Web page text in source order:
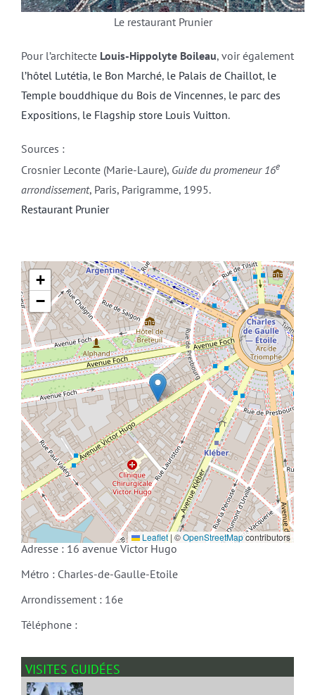
Le restaurant Prunier
Pour l’architecte Louis-Hippolyte Boileau, voir également
l’hôtel Lutétia, le Bon Marché, le Palais de Chaillot, le
Temple bouddhique du Bois de Vincennes, le parc des
Expositions, le Flagship store Louis Vuitton.
Sources :
Crosnier Leconte (Marie-Laure), Guide du promeneur 16e
arrondissement, Paris, Parigramme, 1995.
Restaurant Prunier
+
−
Leaflet | ©OpenStreetMapcontributors
Adresse : 16 avenue Victor Hugo
Métro : Charles-de-Gaulle-Etoile
Arrondissement : 16e
Téléphone :
VISITES GUIDÉES